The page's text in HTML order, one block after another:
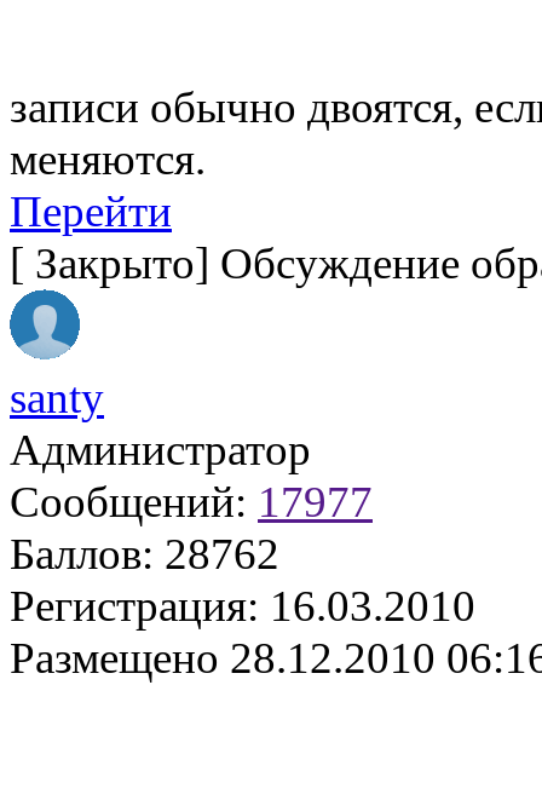
записи обычно двоятся,
меняются.
Перейти
[ Закрыто] Обсуждение
santy
Администратор
Сообщений: 17977
Баллов: 28762
Регистрация: 16.03.2010
Размещено 28.12.2010